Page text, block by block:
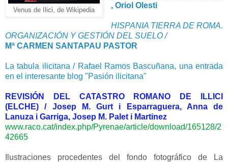
Venus de Ilici, de Wikipedia
, Oriol Olesti
HISPANIA TIERRA DE ROMA.
ORGANIZACIÓN Y GESTIÓN DEL SUELO /
Mª CARMEN SANTAPAU PASTOR
La tabula ilicitana / Rafael Ramos Bascuñana, una entrada
en el interesante blog "Pasión ilicitana"
REVISIÓN DEL CATASTRO ROMANO DE ILLICI
(ELCHE) / Josep M. Gurt i Esparraguera, Anna de
Lanuza i Garriga, Josep M. Palet i Martinez
www.raco.cat/index.php/Pyrenae/article/download/165128/2
42665
Ilustraciones procedentes del fondo fotográfico de La